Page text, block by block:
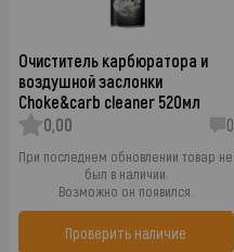
Очиститель карбюратора и
воздушной заслонки
Choke&carb cleaner 520мл
0,00
0
При последнем обновлении товар не
был в наличии.
Возможно он появился.
Проверить наличие